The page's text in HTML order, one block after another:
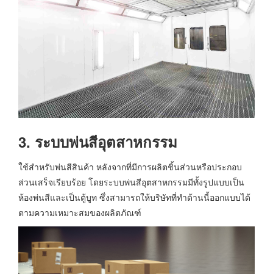
3. ระบบพ่นสีอุตสาหกรรม
ใช้สำหรับพ่นสีสินค้า หลังจากที่มีการผลิตชิ้นส่วนหรือประกอบ
ส่วนเสร็จเรียบร้อย โดยระบบพ่นสีอุตสาหกรรมมีทั้งรูปแบบเป็น
ห้องพ่นสีและเป็นตู้บูท ซึ่งสามารถให้บริษัทที่ทำด้านนี้ออกแบบได้
ตามความเหมาะสมของผลิตภัณฑ์